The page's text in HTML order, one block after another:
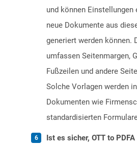
und können Einstellungen
neue Dokumente aus
generiert werden können.
umfassen Seitenmargen,
Fußzeilen und andere
Solche Vorlagen werden
Dokumenten wie
standardisierten
Ist es sicher, OTT to